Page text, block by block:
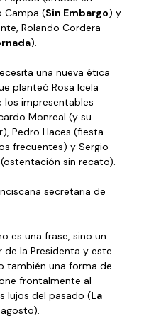
Campa (Sin Embargo) y
Rolando Cordera
).
una nueva ética
planteó Rosa Icela
los impresentables
Monreal (y su
Pedro Haces (fiesta
frecuentes) y Sergio
sin recato).
secretaria de
es una frase, sino un
la Presidenta y este
también una forma de
frontalmente al
lujos del pasado (La